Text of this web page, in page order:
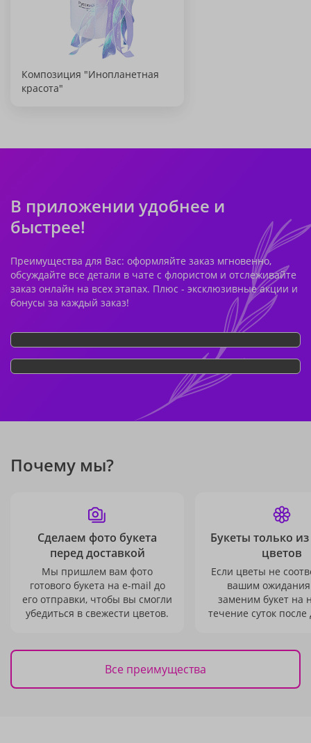
Композиция "Инопланетная
красота"
В приложении удобнее и
быстрее!
Преимущества для Вас: оформляйте заказ мгновенно,
обсуждайте все детали в чате с флористом и отслеживайте
заказ онлайн на всех этапах. Плюс - эксклюзивные акции и
бонусы за каждый заказ!
Почему мы?
Сделаем фото букета
перед доставкой
Мы пришлем вам фото
готового букета на e-mail до
его отправки, чтобы вы смогли
убедиться в свежести цветов.
Букеты только
цветов
Если цветы не
вашим
заменим букет на
течение суток после
Все преимущества